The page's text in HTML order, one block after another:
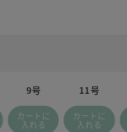
9号
カートに
入れる
11号
カートに
入れる